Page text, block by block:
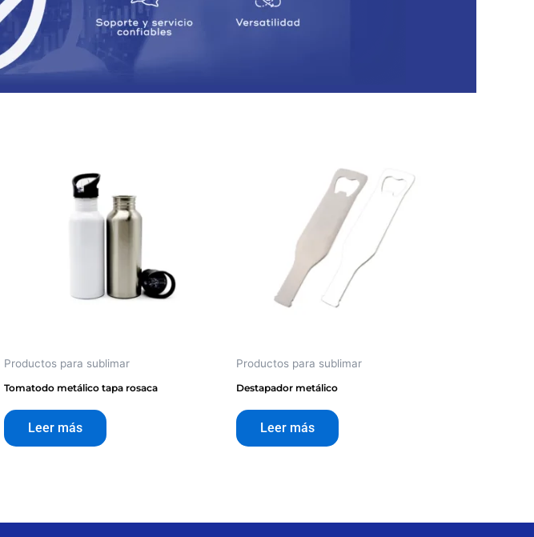
Productos para sublimar
Tomatodo metálico tapa rosaca
Leer más
Productos para sublimar
Destapador metálico
Leer más